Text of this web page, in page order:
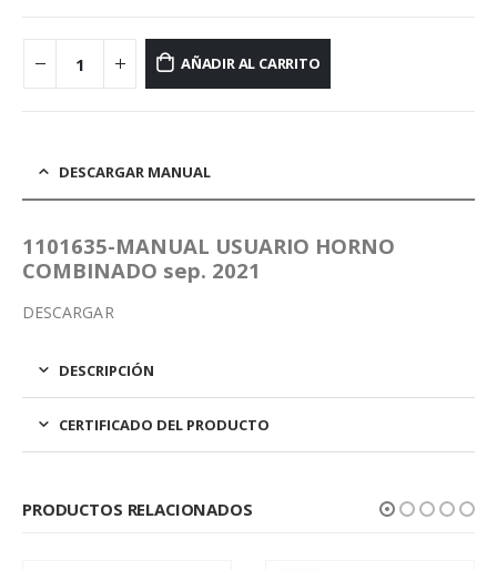
AÑADIR AL CARRITO
DESCARGAR MANUAL
1101635-MANUAL USUARIO HORNO
COMBINADO sep. 2021
DESCARGAR
DESCRIPCIÓN
CERTIFICADO DEL PRODUCTO
PRODUCTOS RELACIONADOS